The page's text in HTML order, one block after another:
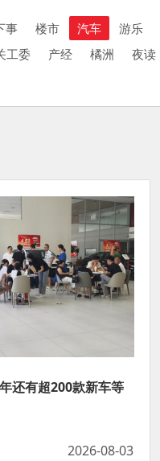
事 楼市 汽车 游乐
工委 产经 橘洲 夜读
还有超200款新车等
2026-08-03